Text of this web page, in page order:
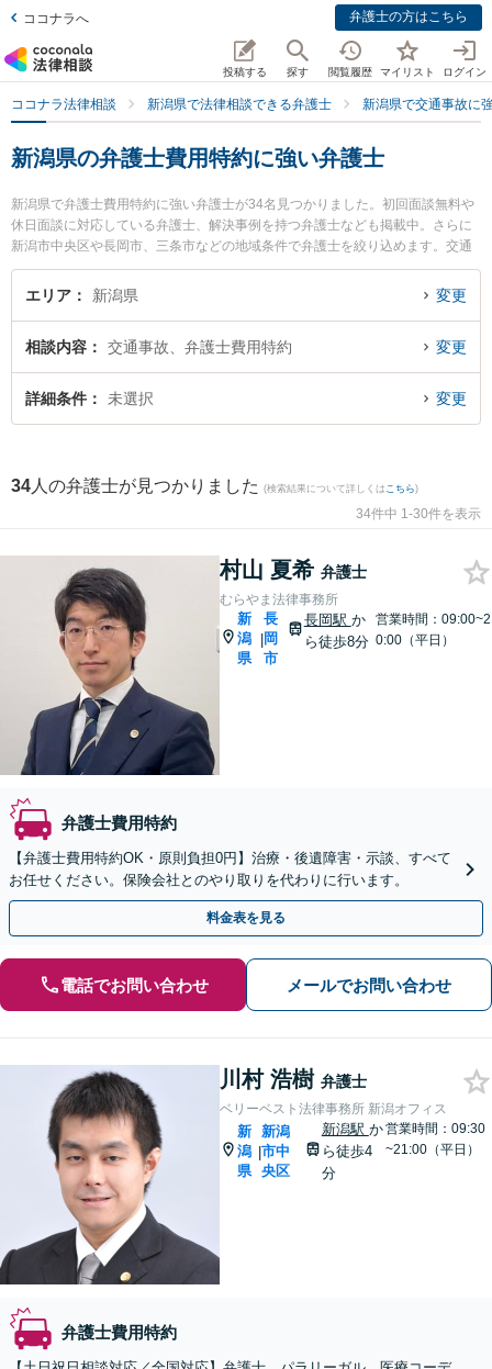
ココナラへ 弁護士の方はこちら
投稿する 探す 閲覧履歴 マイリスト ログイン
ココナラ法律相談 新潟県で法律相談できる弁護士 新潟県で交通事故に
新潟県の弁護士費用特約に強い弁護士
新潟県で弁護士費用特約に強い弁護士が34名見つかりました。初回面談無料や
休日面談に対応している弁護士、解決事例を持つ弁護士なども掲載中。さらに
新潟市中央区や長岡市、三条市などの地域条件で弁護士を絞り込めます。交通
事故に関係する自動車事故やバイク事故、自転車事故等の細かな分野での絞り
込み検索もでき便利です。特にむらやま法律事務所の村山 夏希弁護士やベリー
『新潟県で土日や夜間に発生した弁護士費用特約のトラブルを今すぐに弁護士
に相談したい』『弁護士費用特約のトラブル解決の実績豊富な近くの弁護士を
検索したい』『初回相談無料で弁護士費用特約を法律相談できる新潟県内の弁
エリア 新潟県 変更
相談内容 交通事故、弁護士費用特約 変更
詳細条件 未選択 変更
34 人の弁護士が見つかりました (検索結果について詳しくは こちら)
34件中 1-30件を表示
村山 夏希 弁護士
むらやま法律事務所
新
潟
県
|
長
岡
市
長岡駅 か
ら徒歩8分
営業時間：09:00~2
0:00（平日）
弁護士費用特約
【弁護士費用特約OK・原則負担0円】治療・後遺障害・示談、すべて
お任せください。保険会社とのやり取りを代わりに行います。
料金表を見る
電話でお問い合わせ メールでお問い合わせ
川村 浩樹 弁護士
ベリーベスト法律事務所 新潟オフィス
新
潟
県
|
新潟
市中
央区
新潟駅 か
ら徒歩4
分
営業時間：09:30
~21:00（平日）
弁護士費用特約